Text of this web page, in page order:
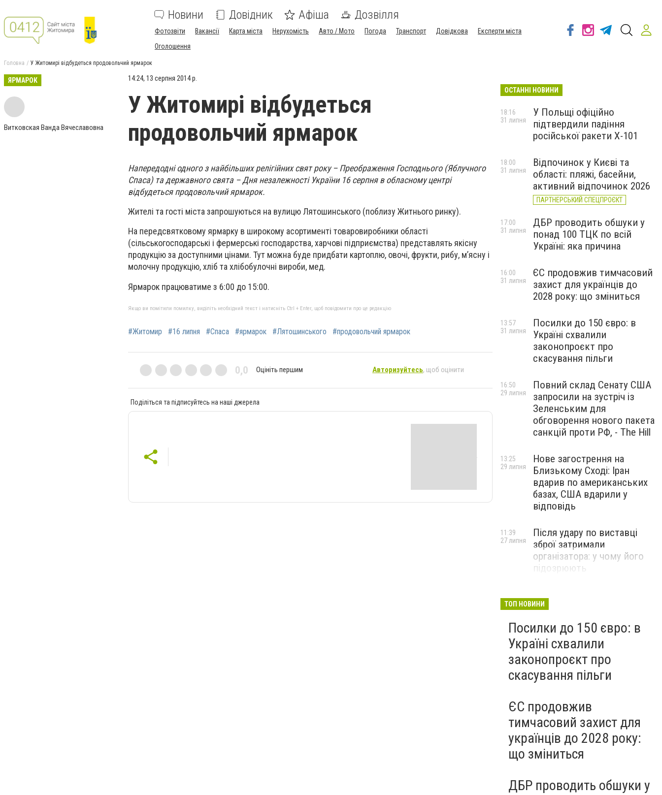
Новини Довідник Афіша Дозвілля
Фотозвіти Вакансії Карта міста Нерухомість Авто / Мото Погода Транспорт Довідкова
Експерти міста
Оголошення
Головна У Житомирі відбудеться продовольчий ярмарок
ЯРМАРОК
Витковская Ванда Вячеславовна
14:24, 13 серпня 2014 р.
У Житомирі відбудеться
продовольчий ярмарок
Напередодні одного з найбільших релігійних свят року – Преображення Господнього (Яблучного
Спаса) та державного свята – Дня незалежності України 16 серпня в обласному центрі
відбудеться продовольчий ярмарок.
Жителі та гості міста запрошуються на вулицю Лятошинського (поблизу Житнього ринку).
На передсвятковому ярмарку в широкому асортименті товаровиробники області
(сільськогосподарські і фермерські господарства, харчові підприємства) представлять якісну
продукцію за доступними цінами. Тут можна буде придбати картоплю, овочі, фрукти, рибу, м’ясну і
молочну продукцію, хліб та хлібобулочні вироби, мед.
Ярмарок працюватиме з 6:00 до 15:00.
Якщо ви помітили помилку, виділіть необхідний текст і натисніть Ctrl + Enter, щоб повідомити про це редакцію
#Житомир #16 липня #Спаса #ярмарок #Лятошинського #продовольчий ярмарок
0,0 Оцініть першим Авторизуйтесь, щоб оцінити
Поділіться та підписуйтесь на наші джерела
ОСТАННІ НОВИНИ
У Польщі офіційно
підтвердили падіння
російської ракети Х-101
18:16
31 липня
Відпочинок у Києві та
області: пляжі, басейни,
активний відпочинок 2026
ПАРТНЕРСЬКИЙ СПЕЦПРОЄКТ
18:00
31 липня
ДБР проводить обшуки у
понад 100 ТЦК по всій
Україні: яка причина
17:00
31 липня
ЄС продовжив тимчасовий
захист для українців до
2028 року: що зміниться
16:00
31 липня
Посилки до 150 євро: в
Україні схвалили
законопроєкт про
скасування пільги
13:57
31 липня
Повний склад Сенату США
запросили на зустріч із
Зеленським для
обговорення нового пакета
санкцій проти РФ, - The Hill
16:50
29 липня
Нове загострення на
Близькому Сході: Іран
вдарив по американських
базах, США вдарили у
відповідь
13:25
29 липня
Після удару по виставці
зброї затримали
організатора: у чому його
підозрюють
11:39
27 липня
ТОП НОВИНИ
Посилки до 150 євро: в
Україні схвалили
законопроєкт про
скасування пільги
ЄС продовжив
тимчасовий захист для
українців до 2028 року:
що зміниться
ДБР проводить обшуки у